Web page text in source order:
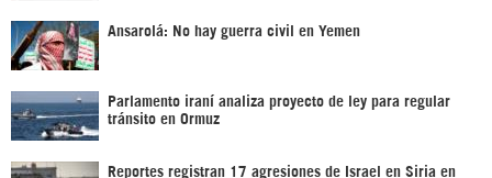
Ansarolá: No hay guerra civil en Yemen
Parlamento iraní analiza proyecto de ley para regular
tránsito en Ormuz
Reportes registran 17 agresiones de Israel en Siria en